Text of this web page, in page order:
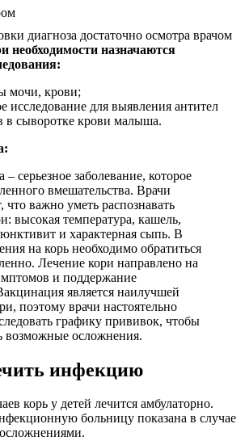
диагноза достаточно осмотра врачом
необходимости назначаются
мочи, крови;
исследование для выявления антител
в сыворотке крови малыша.
– серьезное заболевание, которое
вмешательства. Врачи
что важно уметь распознавать
высокая температура, кашель,
и характерная сыпь. В
на корь необходимо обратиться
Лечение кори направлено на
и поддержание
является наилучшей
поэтому врачи настоятельно
графику прививок, чтобы
возможные осложнения.
инфекцию
корь у детей лечится амбулаторно.
больницу показана в случае